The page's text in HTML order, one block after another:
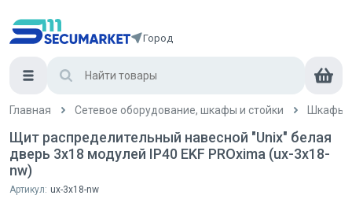
Город
Главная Сетевое оборудование, шкафы и стойки Шкафы
Щит распределительный навесной "Unix" белая
дверь 3х18 модулей IP40 EKF PROxima (ux-3x18-
nw)
Артикул: ux-3x18-nw